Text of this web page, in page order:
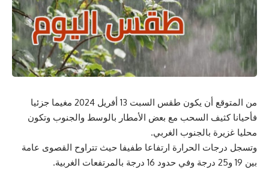
من المتوقع أن يكون طقس السبت 13 أفريل 2024 مغيما جزئيا
فأحيانا كثيف السحب مع بعض الأمطار بالوسط والجنوب وتكون
محليا غزيرة بالجنوب الغربي.
وتسجل درجات الحرارة ارتفاعا طفيفا حيث تتراوح القصوى عامة
بين 19 و25 درجة وفي حدود 16 درجة بالمرتفعات الغربية.